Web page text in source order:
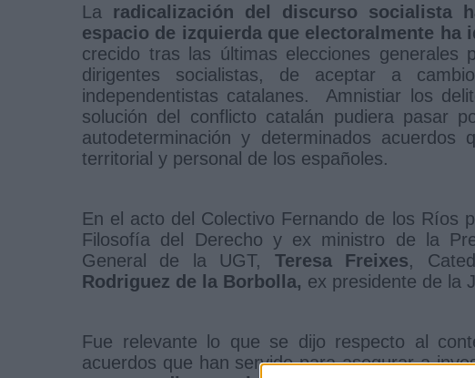
La radicalización del discurso socialista
espacio de izquierda que electoralmente ha
crecido tras las últimas elecciones
dirigentes socialistas, de aceptar a
independentistas catalanes. Amnistiar los
solución del conflicto catalán pudiera pasar
autodeterminación y determinados
territorial y personal de los españoles.
En el acto del Colectivo Fernando de los Ríos
Filosofía del Derecho y ex ministro de la
General de la UGT, Teresa Freixes,
Rodriguez de la Borbolla, ex presidente de la
Fue relevante lo que se dijo respecto al
acuerdos que han servido para asegurar a